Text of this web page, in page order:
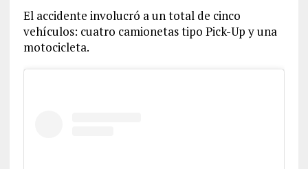
El accidente involucró a un total de cinco
vehículos: cuatro camionetas tipo Pick-Up y una
motocicleta.